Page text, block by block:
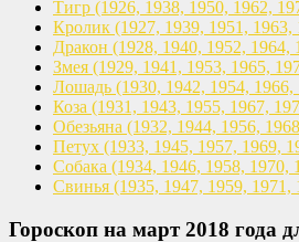
Тигр (1926, 1938, 1950, 1962,
Кролик (1927, 1939, 1951, 1963,
Дракон (1928, 1940, 1952, 1964,
Змея (1929, 1941, 1953, 1965,
Лошадь (1930, 1942, 1954, 1966,
Коза (1931, 1943, 1955, 1967,
Обезьяна (1932, 1944, 1956,
Петух (1933, 1945, 1957, 1969,
Собака (1934, 1946, 1958, 1970,
Свинья (1935, 1947, 1959, 1971,
Гороскоп на март 2018 года